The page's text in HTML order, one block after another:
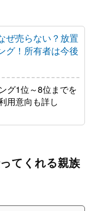
ぜ売らない？放置
グ！所有者は今後
グ1位～8位までを
用意向も詳し
てくれる親族